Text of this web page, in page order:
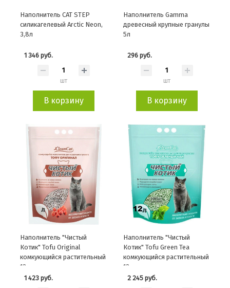
Наполнитель CAT STEP
силикагелевый Arctic Neon,
3,8л
1 346 руб.
шт
В корзину
Наполнитель Gamma
древесный крупные гранулы
5л
296 руб.
шт
В корзину
Наполнитель "Чистый
Котик" Tofu Original
комкующийся растительный
12л
1 423 руб.
Наполнитель "Чистый
Котик" Tofu Green Tea
комкующийся растительный
12л
2 245 руб.